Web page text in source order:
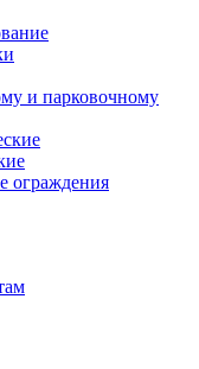
и парковочному
ограждения